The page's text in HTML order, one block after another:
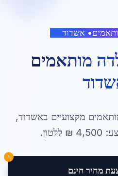
• אשדוד
מותאמים
מקצועיים באשדוד,
4,500 ₪ ללטון.
מחיר חינם
!